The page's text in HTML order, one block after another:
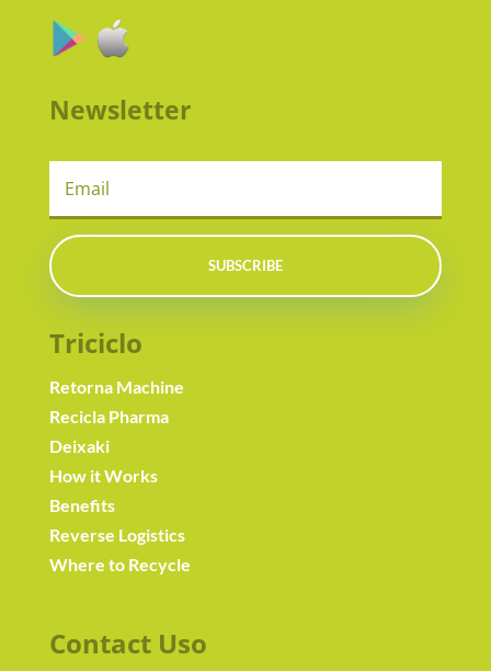
Newsletter
SUBSCRIBE
Triciclo
Retorna Machine
Recicla Pharma
Deixaki
How it Works
Benefits
Reverse Logistics
Where to Recycle
Contact Uso